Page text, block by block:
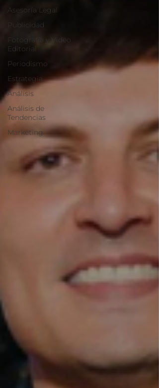
Asesoría Legal
Publicidad
Fotografía y Video
Editorial
Periodismo
Estrategia
Análisis
Análisis de
Tendencias
Marketing